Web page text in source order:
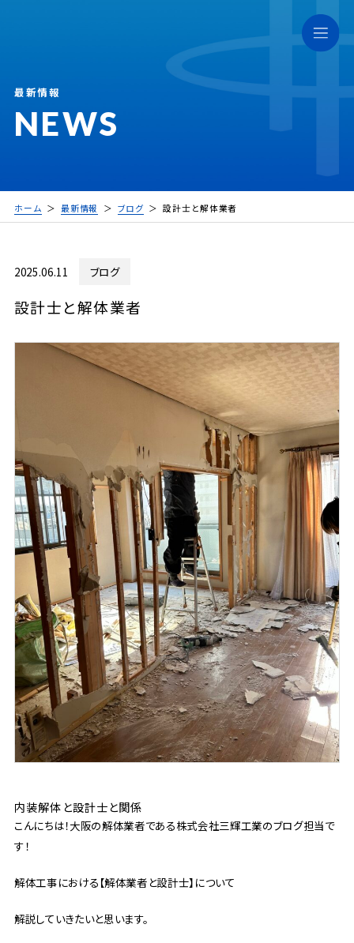
NEWS
最新情報
ホーム 最新情報 ブログ 設計士と解体業者
2025.06.11 ブログ
設計士と解体業者
内装解体と設計士と関係
こんにちは！大阪の解体業者である株式会社三輝工業のブログ担当で
す！
解体工事における【解体業者と設計士】について
解説していきたいと思います。